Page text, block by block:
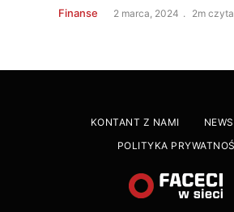
Finanse 2 marca, 2024 2m
KONTANT Z NAMI
POLITYKA